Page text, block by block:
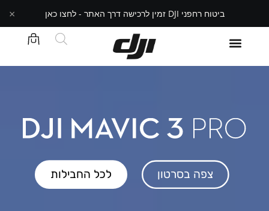
ביטוח רחפני DJI זמין לרכישה דרך האתר - לחצו כאן ×
צפה בסרטון לכל החבילות